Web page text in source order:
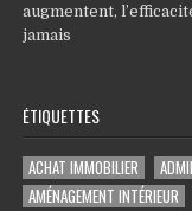
augmentent,
jamais
ÉTIQUETTES
ACHAT IMMOBILIER
AMÉNAGEMENT INTÉRIEUR